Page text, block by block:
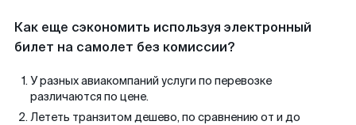
Как еще сэкономить используя электронный
билет на самолет без комиссии?
У разных авиакомпаний услуги по перевозке
различаются по цене.
Лететь транзитом дешево, по сравнению от и до